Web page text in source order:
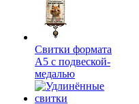
Свитки формата
А5 с подвеской-
медалью